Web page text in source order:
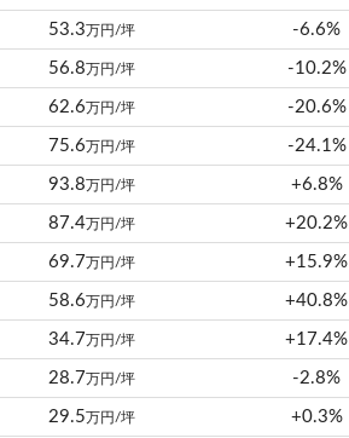
53.3万円/坪 -6.6%
56.8万円/坪 -10.2%
62.6万円/坪 -20.6%
75.6万円/坪 -24.1%
93.8万円/坪 +6.8%
87.4万円/坪 +20.2%
69.7万円/坪 +15.9%
58.6万円/坪 +40.8%
34.7万円/坪 +17.4%
28.7万円/坪 -2.8%
29.5万円/坪 +0.3%